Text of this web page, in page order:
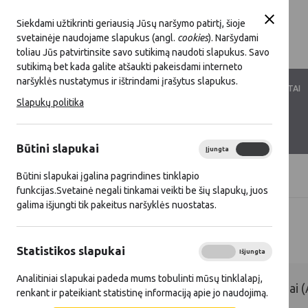
Siekdami užtikrinti geriausią Jūsų naršymo patirtį, šioje
svetainėje naudojame slapukus (angl. cookies). Naršydami
toliau Jūs patvirtinsite savo sutikimą naudoti slapukus. Savo
sutikimą bet kada galite atšaukti pakeisdami interneto
naršyklės nustatymus ir ištrindami įrašytus slapukus.
Slapukų politika
Būtini slapukai Įjungta
Būtini slapukai įgalina pagrindines tinklapio
funkcijas.Svetainė negali tinkamai veikti be šių slapukų, juos
galima išjungti tik pakeitus naršyklės nuostatas.
Statistikos slapukai Išjungta
Analitiniai slapukai padeda mums tobulinti mūsų tinklalapį,
renkant ir pateikiant statistinę informaciją apie jo naudojimą.
LKT VEIKLA LKT NARYSTĖ DOKUMENTAI
Titulinis Gerieji KPP ir SP projektai
Gerieji KPP ir SP projektai
Ateities kaimo kūrėjų apdovanojimai